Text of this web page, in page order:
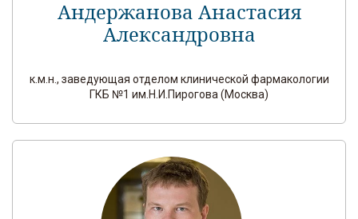
Андержанова Анастасия
Александровна
к.м.н., заведующая отделом клинической фармакологии
ГКБ №1 им.Н.И.Пирогова (Москва)